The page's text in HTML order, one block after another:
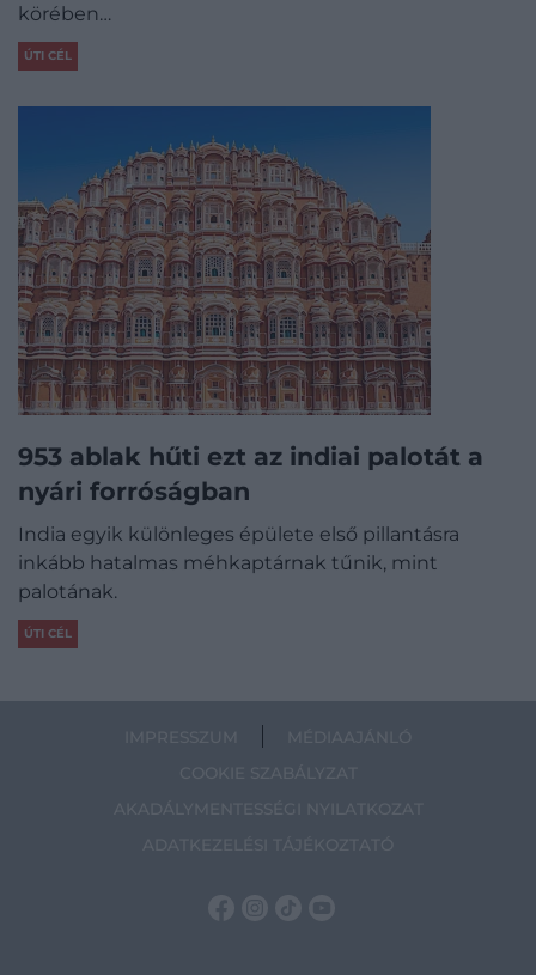
körében…
ÚTI CÉL
953 ablak hűti ezt az indiai palotát a
nyári forróságban
India egyik különleges épülete első pillantásra
inkább hatalmas méhkaptárnak tűnik, mint
palotának.
ÚTI CÉL